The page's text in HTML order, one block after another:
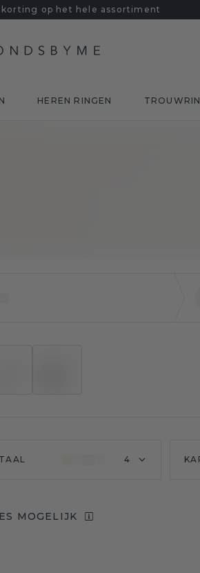
korting op het hele assortiment
HEREN RINGEN
4
MOGELIJK